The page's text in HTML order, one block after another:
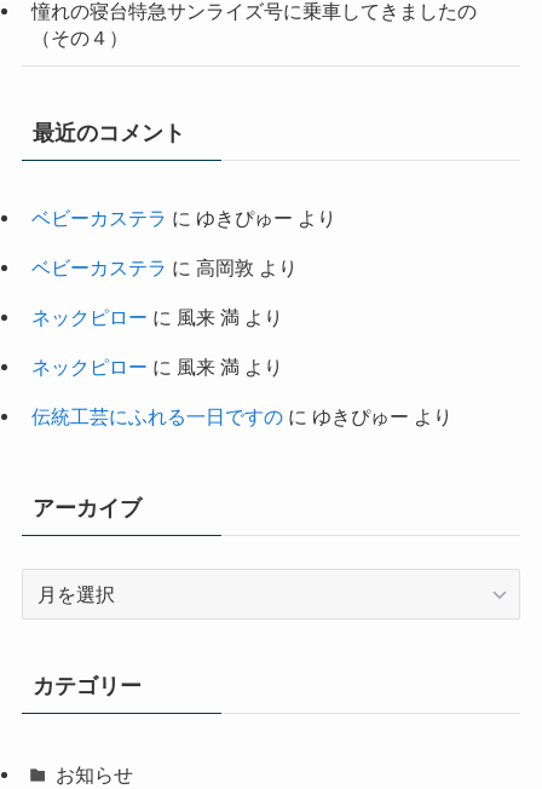
憧れの寝台特急サンライズ号に乗車してきましたの
（その４）
最近のコメント
ベビーカステラ に ゆきぴゅー より
ベビーカステラ に 高岡敦 より
ネックピロー に 風来 満 より
ネックピロー に 風来 満 より
伝統工芸にふれる一日ですのに ゆきぴゅー より
アーカイブ
ブ
カテゴリー
お知らせ